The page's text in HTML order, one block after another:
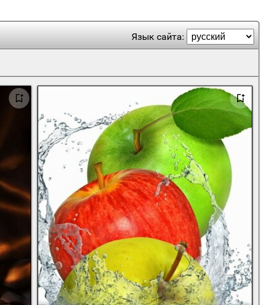
Язык сайта: